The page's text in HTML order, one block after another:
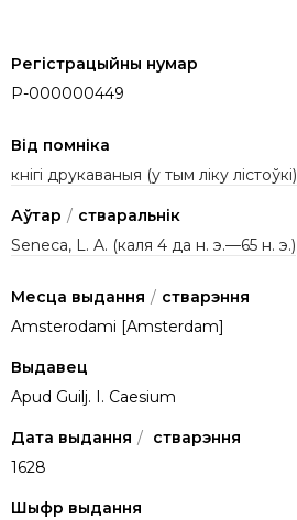
Регістрацыйны нумар
P-000000449
Від помніка
кнігі друкаваныя (у тым ліку лістоўкі)
Аўтар / стваральнік
Seneca, L. A. (каля 4 да н. э.—65 н. э.)
Месца выдання / стварэння
Amsterodami [Amsterdam]
Выдавец
Apud Guilj. I. Caesium
Дата выдання / стварэння
1628
Шыфр выдання